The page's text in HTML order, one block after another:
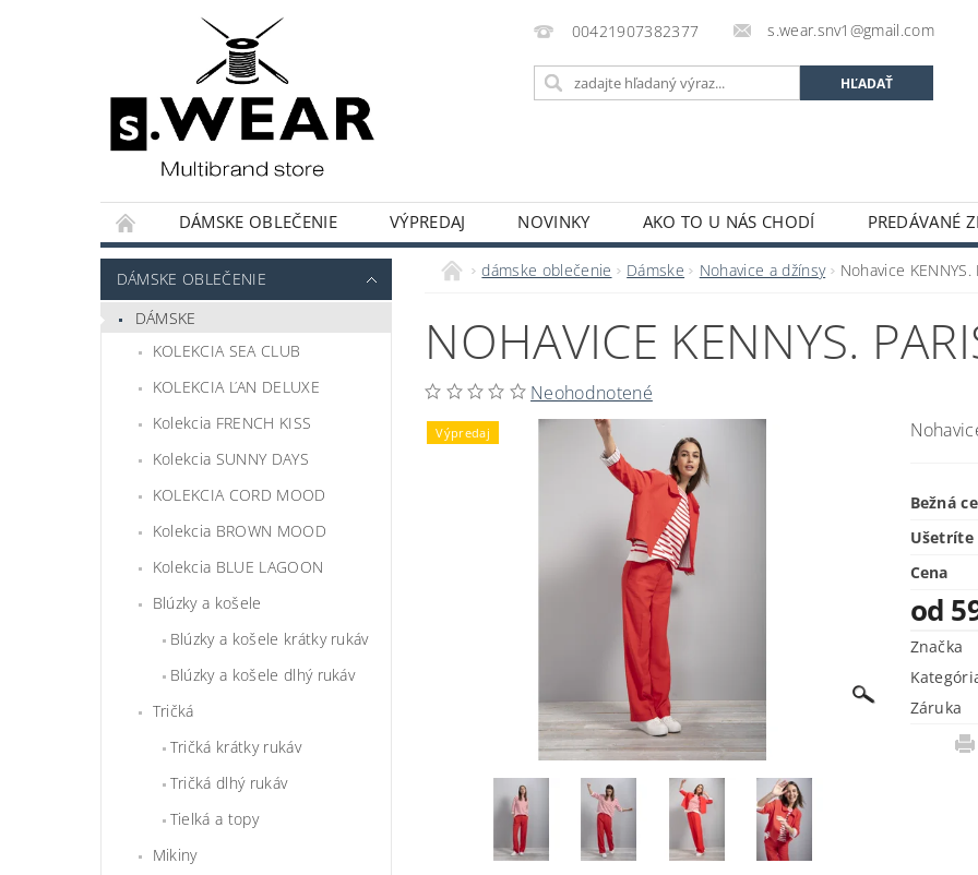
00421907382377 s.wear.snv1@gmail.com
DÁMSKE OBLEČENIE VÝPREDAJ NOVINKY AKO TO U NÁS CHODÍ
PREDÁVANÉ
KOLEKCIE KAPSULOVÝ ŠATNÍK
HODNOTENIE OBCHODU KONTAKTY O S.WEAR
DÁMSKE OBLEČENIE
DÁMSKE
KOLEKCIA SEA CLUB
KOLEKCIA ĽAN DELUXE
Kolekcia FRENCH KISS
Kolekcia SUNNY DAYS
KOLEKCIA CORD MOOD
Kolekcia BROWN MOOD
Kolekcia BLUE LAGOON
Blúzky a košele
Blúzky a košele krátky rukáv
Blúzky a košele dlhý rukáv
Tričká
Tričká krátky rukáv
Tričká dlhý rukáv
Tielká a topy
Mikiny
dámske oblečenie Dámske Nohavice a džínsy Nohavice KENNYS.
NOHAVICE KENNYS.
Neohodnotené
Výpredaj
Bežná
Ušetríte
Cena
od
Značka
Záruka